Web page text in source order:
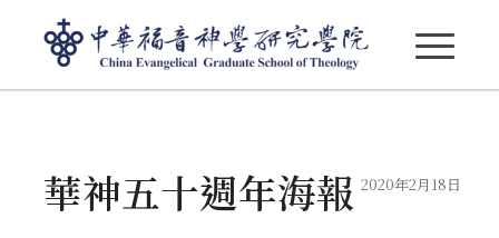
華神五十週年海報 2020年2月18日